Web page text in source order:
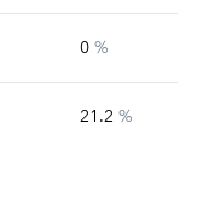
0 %
21.2 %